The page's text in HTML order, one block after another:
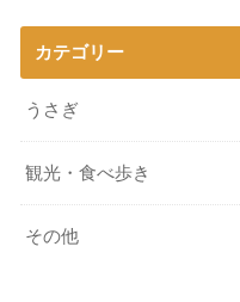
カテゴリー
うさぎ
観光・食べ歩き
その他